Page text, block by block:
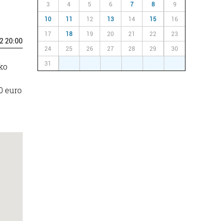
20:00
euro
3 4 5 6 7 8 9
10 11 12 13 14 15 16
17 18 19 20 21 22 23
24 25 26 27 28 29 30
31